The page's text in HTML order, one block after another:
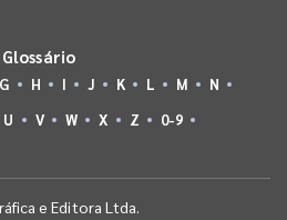
Glossário
G H I J K L M
N
U V W X Z 0-9
e Editora Ltda.